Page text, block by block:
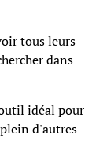
tous leurs
dans
idéal pour
d'autres